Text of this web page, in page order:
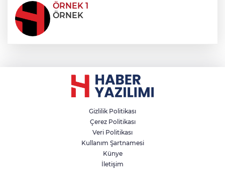
ÖRNEK 1
ÖRNEK
Gizlilik Politikası
Çerez Politikası
Veri Politikası
Kullanım Şartnamesi
Künye
İletişim